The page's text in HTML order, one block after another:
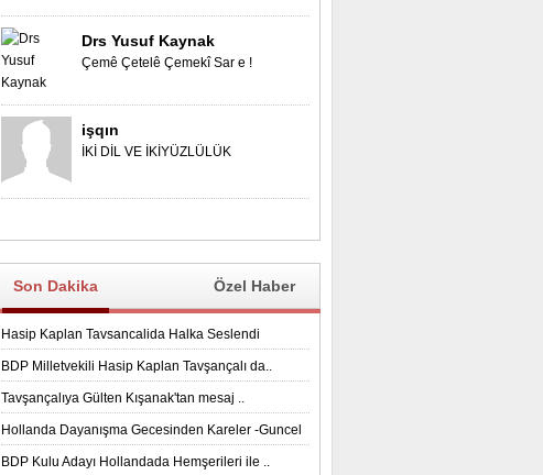
Konuk Etti
Drs Yusuf Kaynak
Çemê Çetelê Çemekî Sar e !
işqın
İKİ DİL VE İKİYÜZLÜLÜK
Son Dakika Özel Haber
Hasip Kaplan Tavsancalida Halka Seslendi
BDP Milletvekili Hasip Kaplan Tavşançalı da..
Tavşançalıya Gülten Kışanak'tan mesaj ..
Hollanda Dayanışma Gecesinden Kareler -Guncel
BDP Kulu Adayı Hollandada Hemşerileri ile ..